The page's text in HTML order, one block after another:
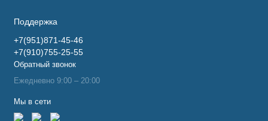
Поддержка
+7(951)871-45-46
+7(910)755-25-55
Обратный звонок
Ежедневно 9:00 – 20:00
Мы в сети